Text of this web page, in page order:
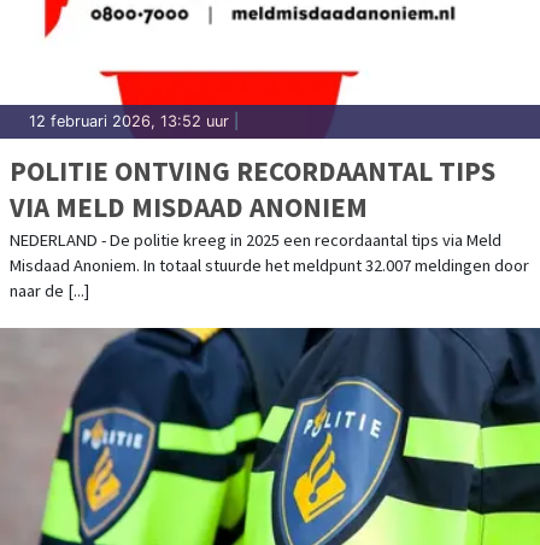
12 februari 2026, 13:52 uur
POLITIE ONTVING RECORDAANTAL TIPS
VIA MELD MISDAAD ANONIEM
NEDERLAND - De politie kreeg in 2025 een recordaantal tips via Meld
Misdaad Anoniem. In totaal stuurde het meldpunt 32.007 meldingen door
naar de [...]